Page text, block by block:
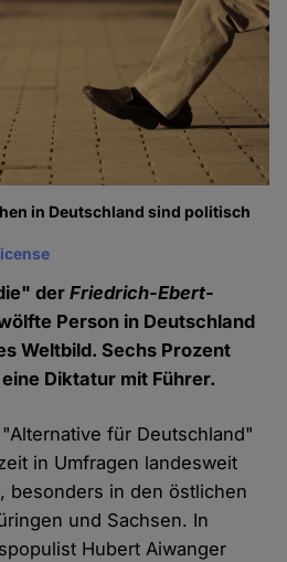
in Deutschland sind politisch
derFriedrich-Ebert-
Person in Deutschland
Weltbild. Sechs Prozent
Diktatur mit Führer.
für Deutschland"
in Umfragen landesweit
besonders in den östlichen
und Sachsen. In
Hubert Aiwanger